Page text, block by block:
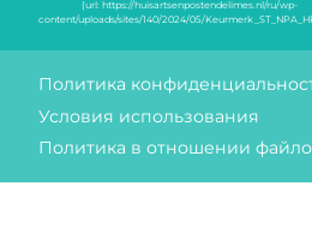
Политика
Условия использования
Политика в отношении